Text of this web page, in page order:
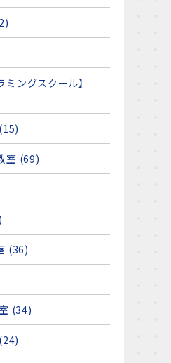
ミングスクール】
室 (69)
(36)
(34)